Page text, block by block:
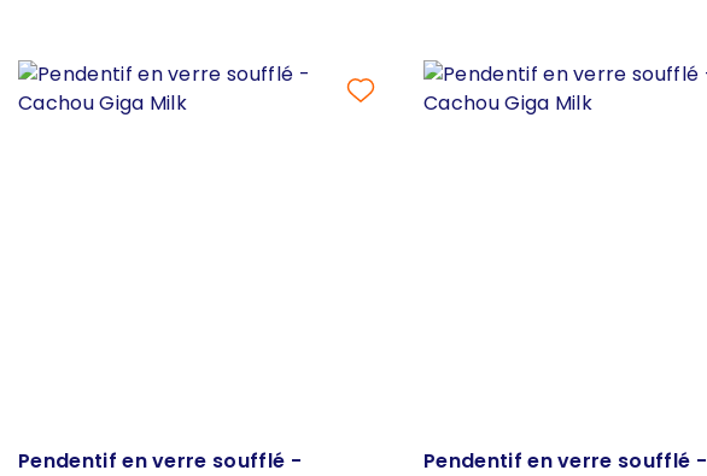
Pendentif en verre soufflé -
Pendentif en verre soufflé -